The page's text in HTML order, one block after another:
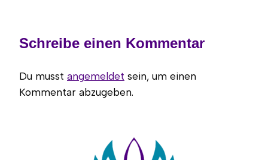
Schreibe einen Kommentar
Du musst angemeldet sein, um einen
Kommentar abzugeben.